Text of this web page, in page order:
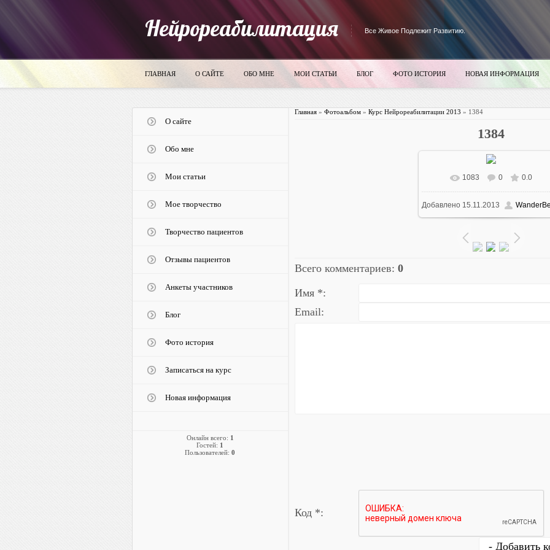
Нейрореабилитация Все Живое Подлежит Развитию.
ГЛАВНАЯ О САЙТЕ ОБО МНЕ МОИ СТАТЬИ БЛОГ ФОТО ИСТОРИЯ НОВАЯ ИНФОРМАЦИЯ
О сайте
Обо мне
Мои статьи
Мое творчество
Творчество пациентов
Отзывы пациентов
Анкеты участников
Блог
Фото история
Записаться на курс
Новая информация
Онлайн всего: 1
Гостей: 1
Пользователей: 0
Главная» Фотоальбом» Курс Нейрореабилитации 2013 » 1384
1384
В реальном размере 700x525
92.7Kb
1083 0 0.0
Добавлено 15.11.2013
Всего комментариев: 0
Имя *:
Email:
Код *: